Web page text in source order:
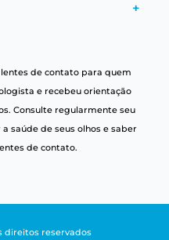
+
lentes de contato para quem
e recebeu orientação
Consulte regularmente seu
saúde de seus olhos e saber
de contato.
direitos reservados